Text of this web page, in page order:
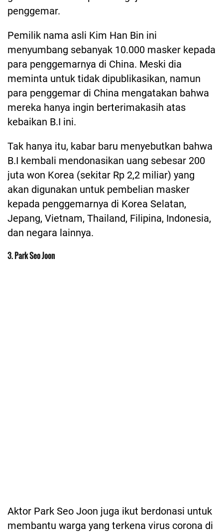
penggemar.
Pemilik nama asli Kim Han Bin ini
menyumbang sebanyak 10.000 masker kepada
para penggemarnya di China. Meski dia
meminta untuk tidak dipublikasikan, namun
para penggemar di China mengatakan bahwa
mereka hanya ingin berterimakasih atas
kebaikan B.I ini.
Tak hanya itu, kabar baru menyebutkan bahwa
B.I kembali mendonasikan uang sebesar 200
juta won Korea (sekitar Rp 2,2 miliar) yang
akan digunakan untuk pembelian masker
kepada penggemarnya di Korea Selatan,
Jepang, Vietnam, Thailand, Filipina, Indonesia,
dan negara lainnya.
3. Park Seo Joon
Aktor Park Seo Joon juga ikut berdonasi untuk
membantu warga yang terkena virus corona di